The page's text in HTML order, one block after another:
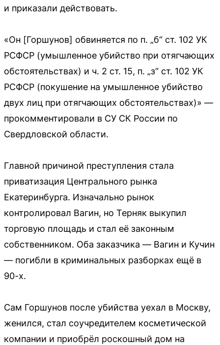
и приказали действовать.
«Он [Горшунов] обвиняется по п. „б“ ст. 102 УК
РСФСР (умышленное убийство при отягчающих
обстоятельствах) и ч. 2 ст. 15, п. „з“ ст. 102 УК
РСФСР (покушение на умышленное убийство
двух лиц при отягчающих обстоятельствах)» —
прокомментировали в СУ СК России по
Свердловской области.
Главной причиной преступления стала
приватизация Центрального рынка
Екатеринбурга. Изначально рынок
контролировал Вагин, но Терняк выкупил
торговую площадь и стал её законным
собственником. Оба заказчика — Вагин и Кучин
— погибли в криминальных разборках ещё в
90-х.
Сам Горшунов после убийства уехал в Москву,
женился, стал соучредителем косметической
компании и приобрёл роскошный дом на